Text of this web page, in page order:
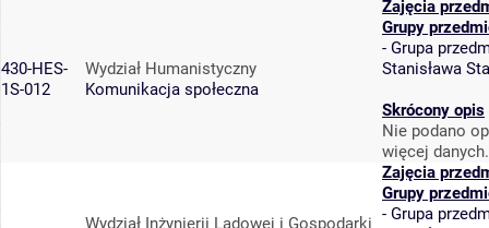
430-HES-
1S-012
Wydział Humanistyczny
Komunikacja społeczna
Zajęcia
Grupy
- Grupa
Stanisława
Skrócony opis
Nie podano
więcej danych.
Wydział Inżynierii Lądowej i Gospodarki
Zajęcia
Grupy
- Grupa